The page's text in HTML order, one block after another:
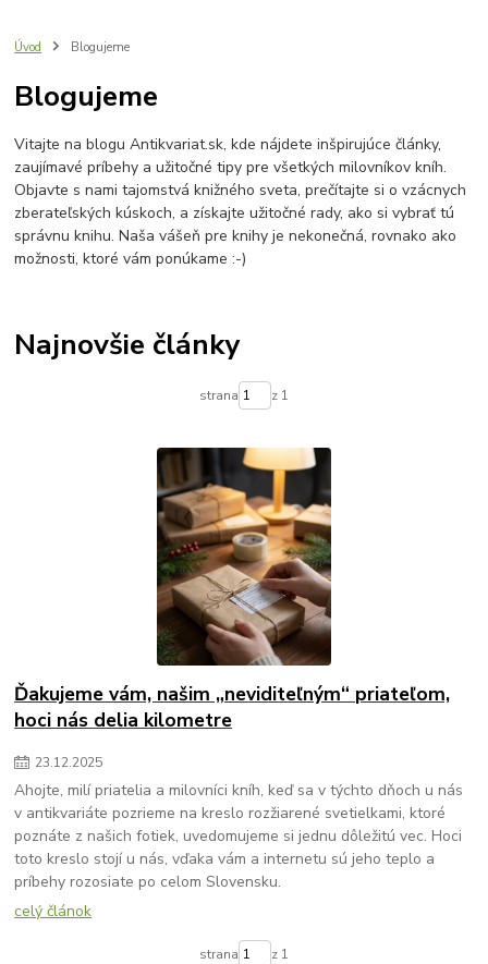
kvalitný život
deti
sóda bikarbona
mraznička
platobná brána
platba kartou
lokálna komunita
výročie antikvariátu
o nás
Antikvariát v Bardejove
Bardejovský antikvariát
knihy zadarmo zadarmo
Úvod Blogujeme
Blogujeme
Vitajte na blogu Antikvariat.sk, kde nájdete inšpirujúce články,
zaujímavé príbehy a užitočné tipy pre všetkých milovníkov kníh.
Objavte s nami tajomstvá knižného sveta, prečítajte si o vzácnych
zberateľských kúskoch, a získajte užitočné rady, ako si vybrať tú
správnu knihu. Naša vášeň pre knihy je nekonečná, rovnako ako
možnosti, ktoré vám ponúkame :-)
Najnovšie články
strana z 1
Ďakujeme vám, našim „neviditeľným“ priateľom,
hoci nás delia kilometre
23.12.2025
Ahojte, milí priatelia a milovníci kníh, keď sa v týchto dňoch u nás
v antikvariáte pozrieme na kreslo rozžiarené svetielkami, ktoré
poznáte z našich fotiek, uvedomujeme si jednu dôležitú vec. Hoci
toto kreslo stojí u nás, vďaka vám a internetu sú jeho teplo a
príbehy rozosiate po celom Slovensku.
celý článok
strana z 1